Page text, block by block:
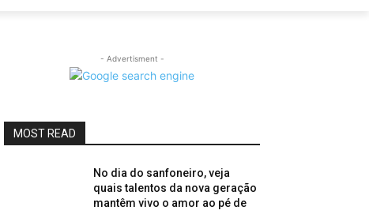
- Advertisment -
MOST READ
No dia do sanfoneiro, veja
quais talentos da nova geração
mantêm vivo o amor ao pé de